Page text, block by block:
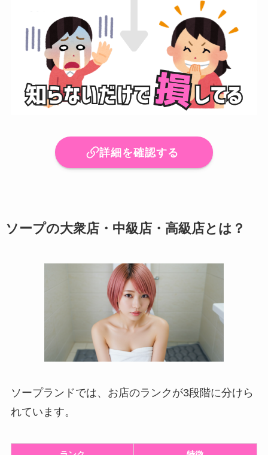
詳細を確認する
ソープの大衆店・中級店・高級店とは？
ソープランドでは、お店のランクが3段階に分けら
れています。